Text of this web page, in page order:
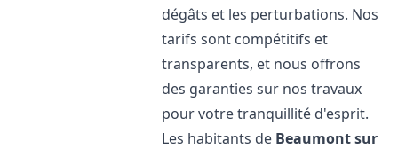
dégâts et les perturbations. Nos
tarifs sont compétitifs et
transparents, et nous offrons
des garanties sur nos travaux
pour votre tranquillité d'esprit.
Les habitants de Beaumont sur